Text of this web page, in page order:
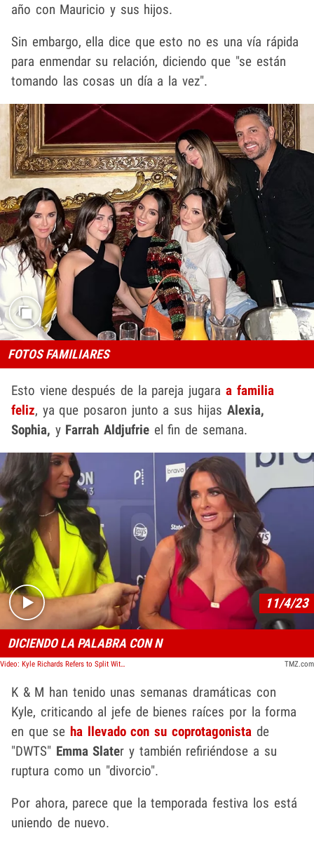
año con Mauricio y sus hijos.
Sin embargo, ella dice que esto no es una vía rápida
para enmendar su relación, diciendo que "se están
tomando las cosas un día a la vez".
FOTOS FAMILIARES
Esto viene después de la pareja jugara a familia
feliz, ya que posaron junto a sus hijas Alexia,
Sophia, y Farrah Aldjufrie el fin de semana.
Play video content
11/4/23
DICIENDO LA PALABRA CON N
Video: Kyle Richards Refers to Split With Mauricio Umansky as 'Divorce' TMZ.com
K & M han tenido unas semanas dramáticas con
Kyle, criticando al jefe de bienes raíces por la forma
en que se ha llevado con su coprotagonistade
"DWTS" Emma Slater y también refiriéndose a su
ruptura como un "divorcio".
Por ahora, parece que la temporada festiva los está
uniendo de nuevo.